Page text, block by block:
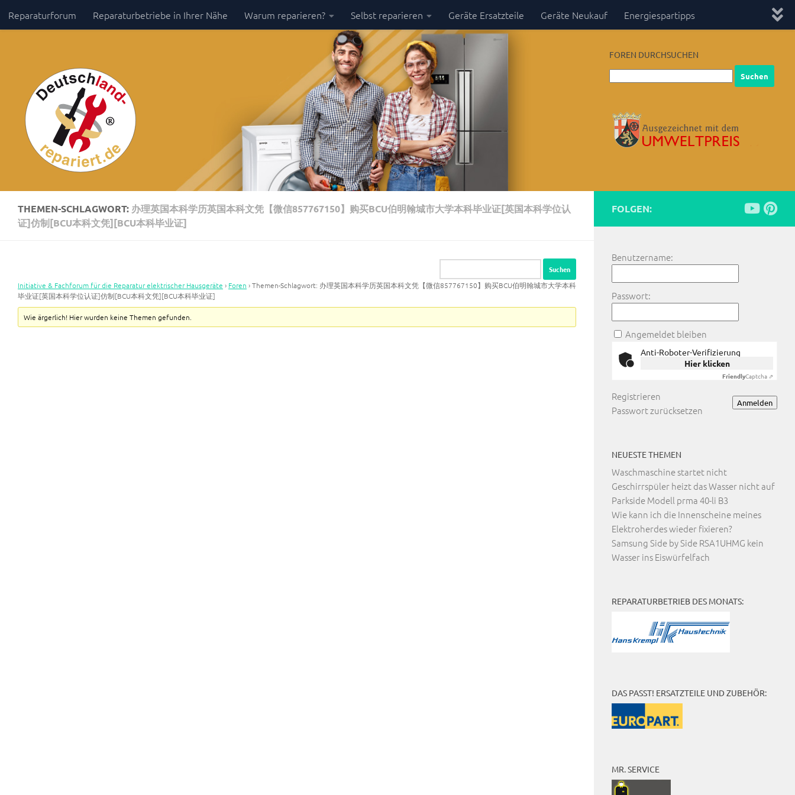
Zum Inhalt springen
Reparaturforum Reparaturbetriebe in Ihrer Nähe Warum reparieren? Selbst reparieren Geräte Ersatzteile Geräte Neukauf Energiespartipps
FOREN DURCHSUCHEN
THEMEN-SCHLAGWORT: 办理英国本科学历英国本科文凭【微信857767150】购买BCU伯明翰城市大学本科毕业证[英国本科学位认
证]仿制[BCU本科文凭][BCU本科毕业证]
Initiative & Fachforum für die Reparatur elektrischer Hausgeräte › Foren ›Themen-Schlagwort: 办理英国本科学历英国本科文凭【微信857767150】购买BCU伯明翰城市大学本科
毕业证[英国本科学位认证]仿制[BCU本科文凭][BCU本科毕业证]
Wie ärgerlich! Hier wurden keine Themen gefunden.
FOLGEN:
Benutzername:
Passwort:
Angemeldet bleiben
Anti-Roboter-Verifizierung
Hier klicken
FriendlyCaptcha ⇗
Anmelden
Registrieren
Passwort zurücksetzen
NEUESTE THEMEN
Waschmaschine startet nicht
Geschirrspüler heizt das Wasser nicht auf
Parkside Modell prma 40-li B3
Wie kann ich die Innenscheine meines
Elektroherdes wieder fixieren?
Samsung Side by Side RSA1UHMG kein
Wasser ins Eiswürfelfach
REPARATURBETRIEB DES MONATS:
DAS PASST! ERSATZTEILE UND ZUBEHÖR:
MR. SERVICE